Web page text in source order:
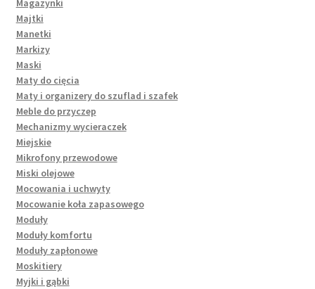
Magazynki
Majtki
Manetki
Markizy
Maski
Maty do cięcia
Maty i organizery do szuflad i szafek
Meble do przyczep
Mechanizmy wycieraczek
Miejskie
Mikrofony przewodowe
Miski olejowe
Mocowania i uchwyty
Mocowanie koła zapasowego
Moduły
Moduły komfortu
Moduły zapłonowe
Moskitiery
Myjki i gąbki